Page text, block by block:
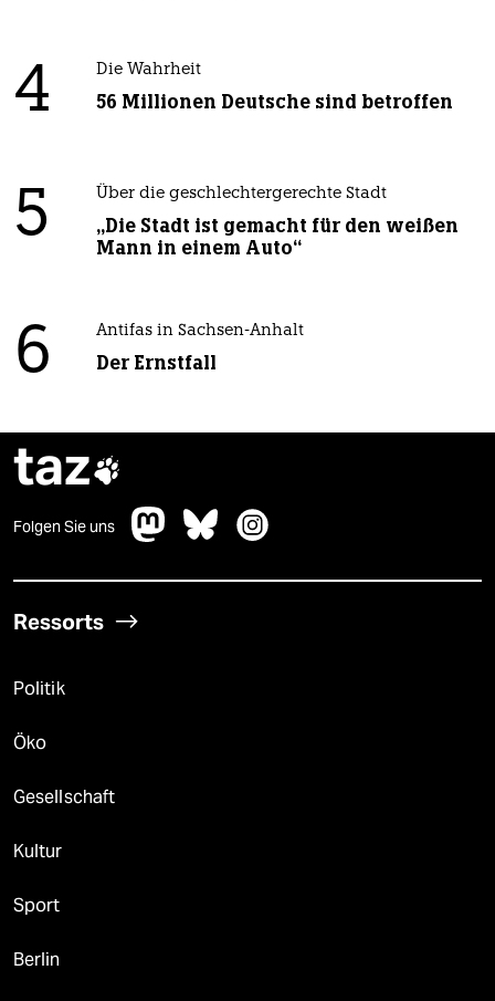
4 Die Wahrheit
56 Millionen Deutsche sind betroffen
5 Über die geschlechtergerechte Stadt
„Die Stadt ist gemacht für den weißen
Mann in einem Auto“
6 Antifas in Sachsen-Anhalt
Der Ernstfall
taz
Folgen Sie uns
Ressorts
Politik
Öko
Gesellschaft
Kultur
Sport
Berlin